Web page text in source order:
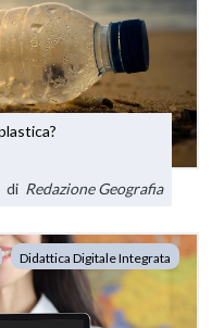
di Redazione Geografia
Didattica Digitale Integrata